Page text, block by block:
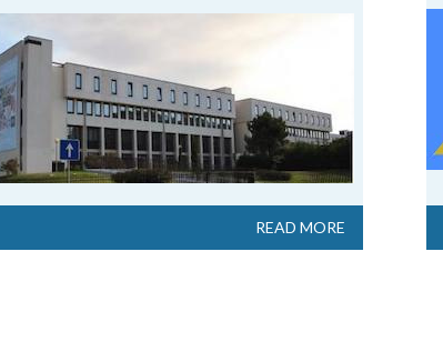
READ MORE